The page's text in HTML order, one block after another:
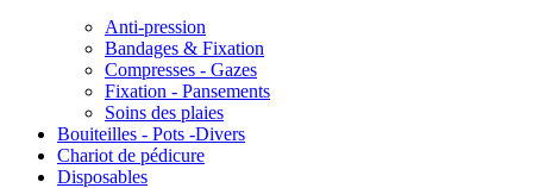
Anti-pression
Bandages & Fixation
Compresses - Gazes
Fixation - Pansements
Soins des plaies
Bouiteilles - Pots -Divers
Chariot de pédicure
Disposables